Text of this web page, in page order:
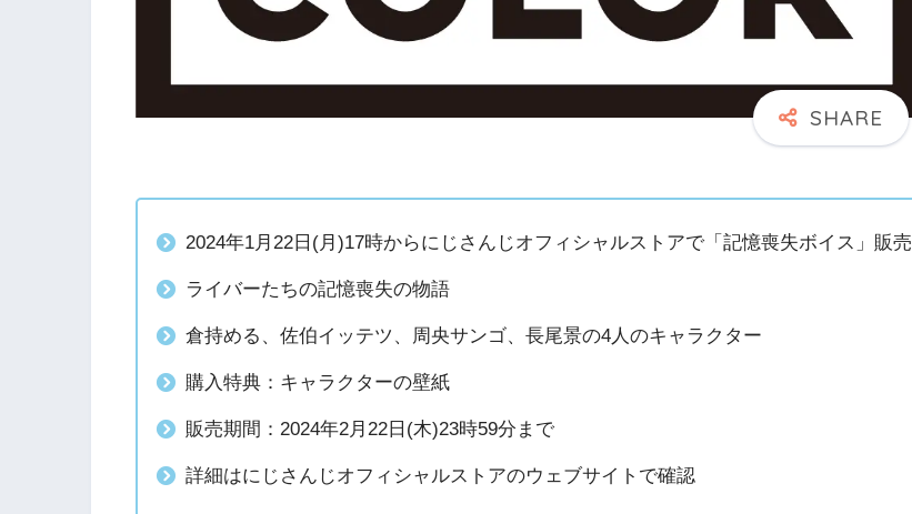
2024年1月22日(月)17時からにじさんじオフィシャルストアで「記憶喪失ボイス」販売
ライバーたちの記憶喪失の物語
倉持める、佐伯イッテツ、周央サンゴ、長尾景の4人のキャラクター
購入特典：キャラクターの壁紙
販売期間：2024年2月22日(木)23時59分まで
詳細はにじさんじオフィシャルストアのウェブサイトで確認